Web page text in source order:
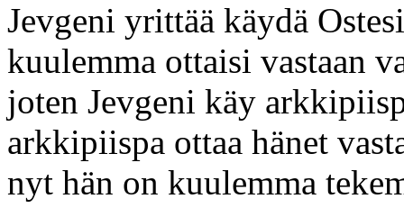
Jevgeni yrittää käydä
kuulemma ottaisi vastaan
joten Jevgeni käy
arkkipiispa ottaa hänet
nyt hän on kuulemma